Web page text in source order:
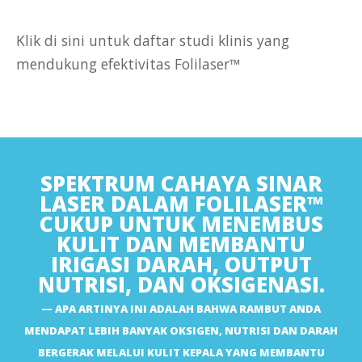
Klik di sini untuk daftar studi klinis yang
mendukung efektivitas Folilaser™
https://dash.harvard.edu/handle/1/12152951
https://www.dermatologytimes.com/view/research-and-
evidence-in-home-hair-therapies
https://www.researchgate.net/publication/
Level_Laser_Therapy
https://link.springer.com/article/10.1007/s10103-022-
https://art.torvergata.it/bitstream/2108/303577/1/
SPEKTRUM CAHAYA SINAR
LASER DALAM FOLILASER™
CUKUP UNTUK MENEMBUS
KULIT DAN MEMBANTU
IRIGASI DARAH, OUTPUT
NUTRISI, DAN OKSIGENASI.
APA ARTINYA INI ADALAH BAHWARAMBUT ANDA
MENDAPAT LEBIH BANYAK OKSIGEN, NUTRISI DAN DARAH
BERGERAK MELALUI KULIT KEPALA YANG MEMBANTU